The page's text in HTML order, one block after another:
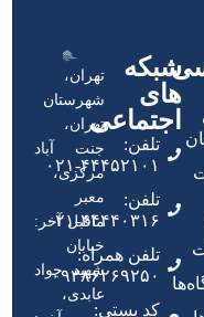
شبکه
های
اجتماعی
تلفن:
۴۴۴۵۲۱۰۱-۰۲۱
تلفن:
۴۴۴۴۰۳۱۶-۰۲۱
تلفن همراه:
۰۹۳۸۶۲۶۹۲۵۰
کد پستی:
تهران،
شهرستان
تهران،
جنت آباد
مرکزی،
معبر
ماقبل آخر:
خیابان
شهید جواد
عابدی،